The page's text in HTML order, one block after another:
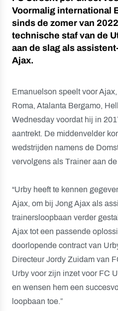
Voormalig international
sinds de zomer van
technische staf van de
aan de slag als
Ajax.
Emanuelson speelt voor
Roma, Atalanta Bergamo,
Wednesday voordat hij in
aantrekt. De middenvelder
wedstrijden namens de
vervolgens als Trainer aan
“Urby heeft te kennen
Ajax, om bij Jong Ajax als
trainersloopbaan verder
Ajax tot een passende
doorlopende contract van
Directeur Jordy Zuidam van
Urby voor zijn inzet voor FC
en wensen hem een
loopbaan toe.”